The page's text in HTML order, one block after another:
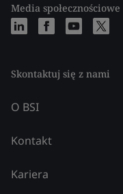
Media społecznościowe
Skontaktuj się z nami
O BSI
Kontakt
Kariera